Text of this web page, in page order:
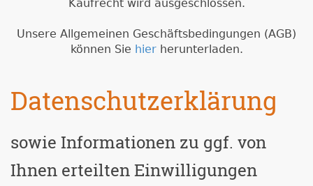
Kaufrecht wird ausgeschlossen.
Unsere Allgemeinen Geschäftsbedingungen (AGB)
können Sie hierherunterladen.
Datenschutzerklärung
sowie Informationen zu ggf. von
Ihnen erteilten Einwilligungen